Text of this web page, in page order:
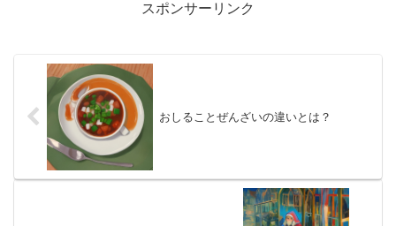
スポンサーリンク
おしることぜんざいの違いとは？